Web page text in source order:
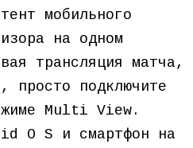
мобильного
на одном
трансляция матча,
просто подключите
Multi View.
O S и смартфон на